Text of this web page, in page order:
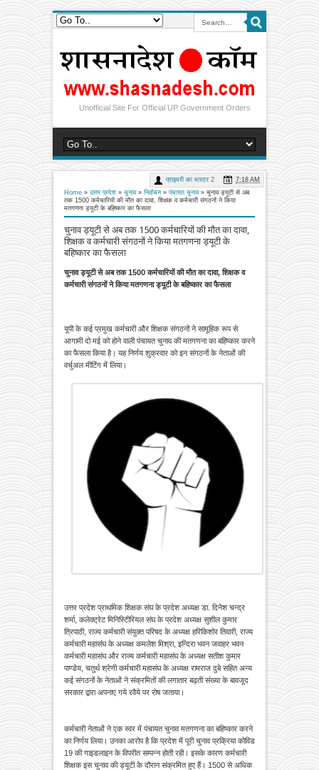
Unofficial Site For Official UP Government Orders
Home » उत्तर प्रदेश » चुनाव» निर्वाचन» पंचायत चुनाव» चुनाव ड्यूटी से अब
तक 1500 कर्मचारियों की मौत का दावा, शिक्षक व कर्मचारी संगठनों ने किया
मतगणना ड्यूटी के बहिष्कार का फैसला
चुनाव ड्यूटी से अब तक 1500 कर्मचारियों की मौत का दावा,
शिक्षक व कर्मचारी संगठनों ने किया मतगणना ड्यूटी के
बहिष्कार का फैसला
प्राइमरी का मास्टर 2 7:18 AM
चुनाव ड्यूटी से अब तक 1500 कर्मचारियों की मौत का दावा, शिक्षक व
कर्मचारी संगठनों ने किया मतगणना ड्यूटी के बहिष्कार का फैसला
यूपी के कई प्रमुख कर्मचारी और शिक्षक संगठनों ने सामूहिक रूप से
आगामी दो मई को होने वाली पंचायत चुनाव की मतगणना का बहिष्कार करने
का फैसला किया है। यह निर्णय शुक्रवार को इन संगठनों के नेताओं की
वर्चुअल मीटिंग में लिया।
उत्तर प्रदेश प्राथमिक शिक्षक संघ के प्रदेश अध्यक्ष डा. दिनेश चन्द्र
शर्मा, कलेक्ट्रेट मिनिस्टिीरियल संघ के प्रदेश अध्यक्ष सुशील कुमार
त्रिपाठी, राज्य कर्मचारी संयुक्त परिषद के अध्यक्ष हरिकिशोर तिवारी, राज्य
कर्मचारी महासंघ के अध्यक्ष कमलेश मिश्रा, इन्दिरा भवन जवाहर भवन
कर्मचारी महासंघ और राज्य कर्मचारी महासंघ के अध्यक्ष सतीश कुमार
पाण्डेय, चतुर्थ श्रेणी कर्मचारी महासंघ के अध्यक्ष रामराज दुबे सहित अन्य
कई संगठनों के नेताओं ने संक्रमितों की लगातार बढ़ती संख्या के बावजूद
सरकार द्वारा अपनाए गये रवैये पर रोष जताया।
कर्मचारी नेताओं ने एक स्वर में पंचायत चुनाव मतगणना का बहिष्कार करने
का निर्णय लिया। उनका आरोप है कि प्रदेश में पूरी चुनाव प्रक्रिया कोविड
19 की गाइडलाइन के विपरीत सम्पन्न होती रही। इसके कारण कर्मचारी
शिक्षक इस चुनाव की ड्यूटी के दौरान संक्रमित हुए हैं। 1500 से अधिक